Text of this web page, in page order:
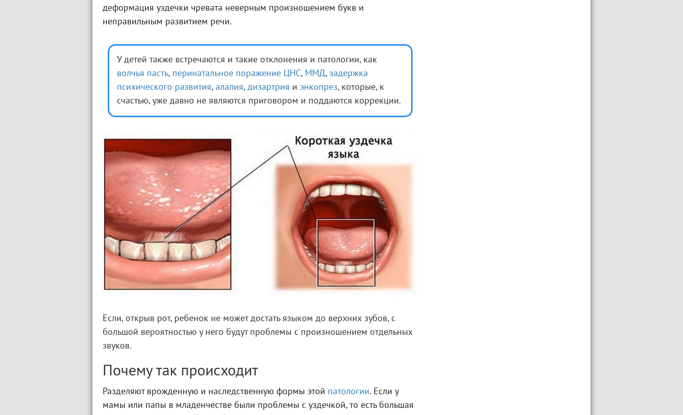
деформация уздечки чревата неверным произношением букв и
неправильным развитием речи.
У детей также встречаются и такие отклонения и патологии, как
волчья пасть, перинатальное поражение ЦНС, ММД, задержка
психического развития, алалия, дизартрия и энкопрез, которые, к
счастью, уже давно не являются приговором и поддаются коррекции.
Если, открыв рот, ребенок не может достать языком до верхних зубов, с
большой вероятностью у него будут проблемы с произношением отдельных
звуков.
Почему так происходит
Разделяют врожденную и наследственную формы этой патологии. Если у
мамы или папы в младенчестве были проблемы с уздечкой, то есть большая